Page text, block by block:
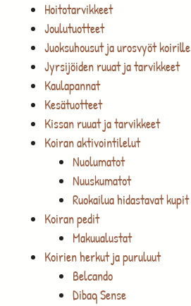
Hoitotarvikkeet
Joulutuotteet
Juoksuhousut ja urosvyöt koirille
Jyrsijöiden ruuat ja tarvikkeet
Kaulapannat
Kesätuotteet
Kissan ruuat ja tarvikkeet
Koiran aktivointilelut
Nuolumatot
Nuuskumatot
Ruokailua hidastavat kupit
Koiran pedit
Makuualustat
Koirien herkut ja puruluut
Belcando
Dibaq Sense